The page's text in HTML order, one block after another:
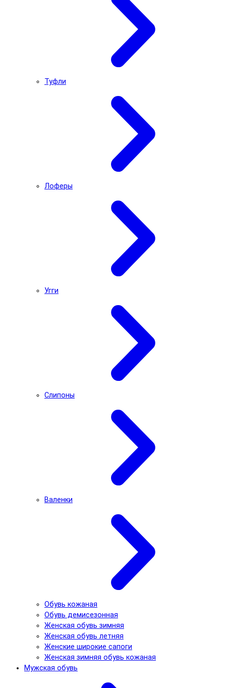
Туфли
Лоферы
Угги
Слипоны
Валенки
Обувь кожаная
Обувь демисезонная
Женская обувь зимняя
Женская обувь летняя
Женские широкие сапоги
Женская зимняя обувь кожаная
Мужская обувь